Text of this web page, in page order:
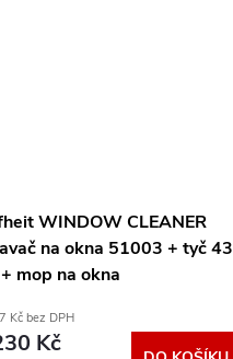
WINDOW CLEANER
na okna 51003 + tyč 43
mop na okna
Kč bez DPH
Kč